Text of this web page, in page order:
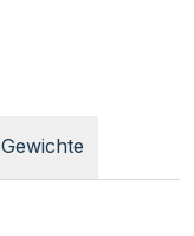
Gewichte